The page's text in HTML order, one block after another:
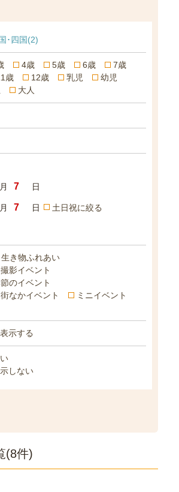
･四国(2)
4歳 5歳 6歳
7歳
歳 12歳 乳児
幼児
大人
月 日
月 日 土日祝に絞る
生き物ふれあい
撮影イベント
のイベント
街なかイベント
ミニイベント
示する
しない
(8件)